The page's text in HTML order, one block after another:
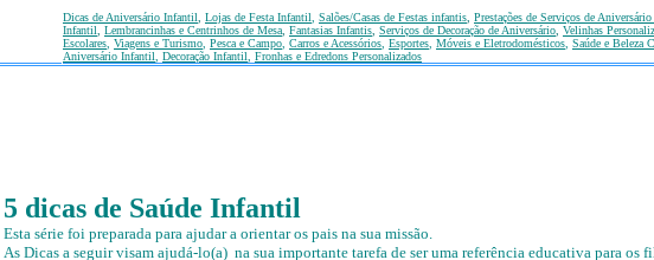
Dicas de Aniversário Infantil Lojas de Festa Infantil Salões/Casas de Festas infantis Prestações de Serviços de
Infantil
Lembrancinhas e Centrinhos de Mesa Fantasias Infantis Serviços de Decoração de Aniversário Velinhas
Escolares Viagens e Turismo Pesca e Campo Carros e Acessórios Esportes Móveis e Eletrodomésticos Saúde e Beleza
Aniversário Infantil
Decoração Infantil Fronhas e Edredons Personalizados
5 dicas de Saúde Infantil
Esta série foi preparada para ajudar a orientar os pais na sua missão.
As Dicas a seguir visam ajudá-lo(a) na sua importante tarefa de ser uma referência educativa para os